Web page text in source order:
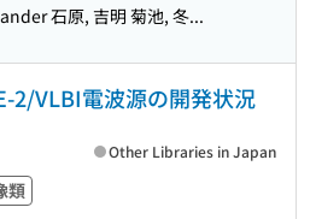
石原, 吉明 菊池, 冬...
2/VLBI電波源の開発状況
類
Other Libraries in Japan